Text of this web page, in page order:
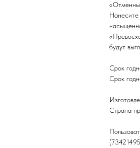
Нанесите
будут
Срок
Срок
Страна